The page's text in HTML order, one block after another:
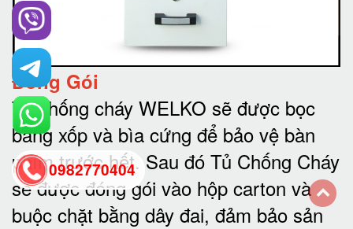
Đóng Gói
Tủ chống cháy WELKO sẽ được bọc
bằng xốp và bìa cứng để bảo vệ bàn
phím trước hết. Sau đó Tủ Chống Cháy
sẽ được đóng gói vào hộp carton và
buộc chặt bằng dây đai, đảm bảo sản
0982770404
back